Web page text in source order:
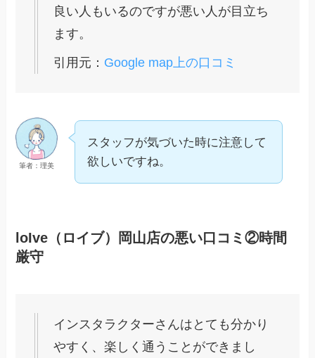
良い人もいるのですが悪い人が目立ち
ます。
引用元： Google map上の口コミ
筆者：理美
スタッフが気づいた時に注意して
欲しいですね。
loIve（ロイブ）岡山店の悪い口コミ②時間
厳守
インスタラクターさんはとても分かり
やすく、楽しく通うことができまし